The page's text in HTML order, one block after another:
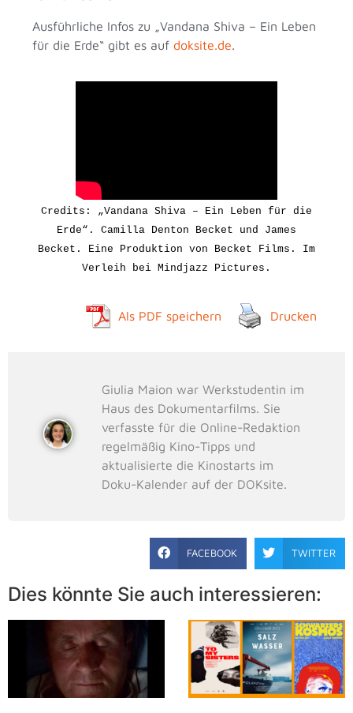
Ausführliche Infos zu „Vandana Shiva – Ein Leben
für die Erde“ gibt es auf doksite.de.
Credits: „Vandana Shiva – Ein Leben für die
Erde“. Camilla Denton Becket und James
Becket. Eine Produktion von Becket Films . Im
Verleih bei Mindjazz Pictures.
Als PDF speichern Drucken
Giulia Maion war Werkstudentin im
Haus des Dokumentarfilms. Sie
verfasste für die Online-Redaktion
regelmäßig Kino-Tipps und
aktualisierte die Kinostarts im
Doku-Kalender auf der DOKsite.
FACEBOOK TWITTER
Dies könnte Sie auch interessieren: